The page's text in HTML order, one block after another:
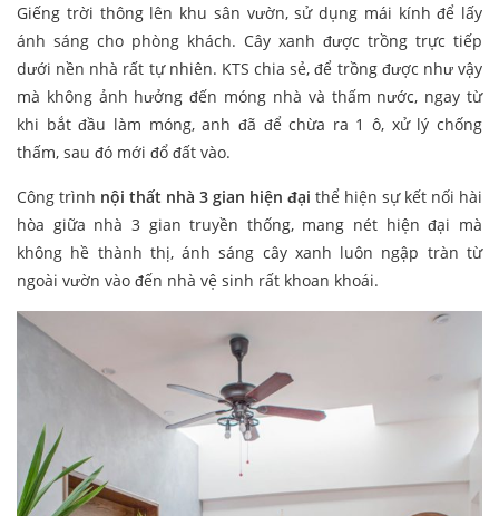
Giếng trời thông lên khu sân vườn, sử dụng mái kính để lấy
ánh sáng cho phòng khách. Cây xanh được trồng trực tiếp
dưới nền nhà rất tự nhiên. KTS chia sẻ, để trồng được như vậy
mà không ảnh hưởng đến móng nhà và thấm nước, ngay từ
khi bắt đầu làm móng, anh đã để chừa ra 1 ô, xử lý chống
thấm, sau đó mới đổ đất vào.
Công trình nội thất nhà 3 gian hiện đại thể hiện sự kết nối hài
hòa giữa nhà 3 gian truyền thống, mang nét hiện đại mà
không hề thành thị, ánh sáng cây xanh luôn ngập tràn từ
ngoài vườn vào đến nhà vệ sinh rất khoan khoái.